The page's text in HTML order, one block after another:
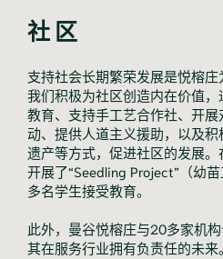
社区
支持社会长期繁荣发展是悦榕庄
我们积极为社区创造内在价值
教育、支持手工艺合作社、开
动、提供人道主义援助，以及
遗产等方式，促进社区的发展
开展了“Seedling Project”（幼
多名学生接受教育。
此外，曼谷悦榕庄与20多家机
其在服务行业拥有负责任的未